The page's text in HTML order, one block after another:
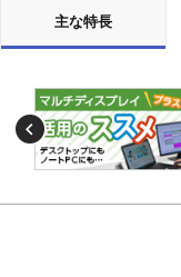
主な特長